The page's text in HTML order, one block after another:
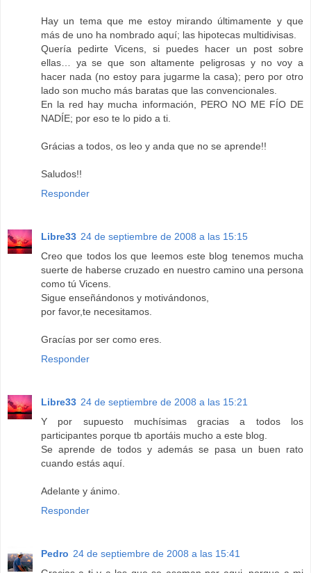
Hay un tema que me estoy mirando últimamente y que
más de uno ha nombrado aquí; las hipotecas multidivisas.
Quería pedirte Vicens, si puedes hacer un post sobre
ellas… ya se que son altamente peligrosas y no voy a
hacer nada (no estoy para jugarme la casa); pero por otro
lado son mucho más baratas que las convencionales.
En la red hay mucha información, PERO NO ME FÍO DE
NADÍE; por eso te lo pido a ti.
Grácias a todos, os leo y anda que no se aprende!!
Saludos!!
Responder
Libre33 24 de septiembre de 2008 a las 15:15
Creo que todos los que leemos este blog tenemos mucha
suerte de haberse cruzado en nuestro camino una persona
como tú Vicens.
Sigue enseñándonos y motivándonos,
por favor,te necesitamos.
Gracías por ser como eres.
Responder
Libre33 24 de septiembre de 2008 a las 15:21
Y por supuesto muchísimas gracias a todos los
participantes porque tb aportáis mucho a este blog.
Se aprende de todos y además se pasa un buen rato
cuando estás aquí.
Adelante y ánimo.
Responder
Pedro 24 de septiembre de 2008 a las 15:41